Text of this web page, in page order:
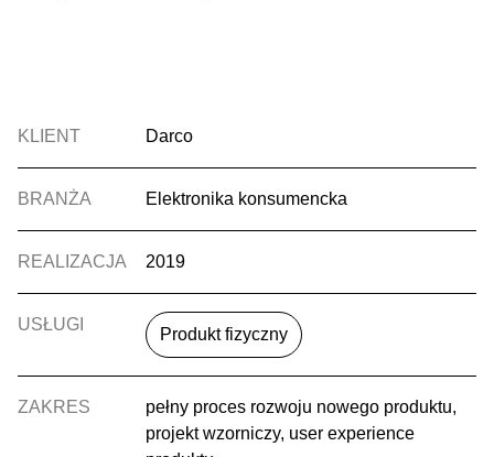
KLIENT Darco
BRANŻA Elektronika konsumencka
REALIZACJA 2019
USŁUGI
Produkt fizyczny
ZAKRES
pełny proces rozwoju nowego produktu,
projekt wzorniczy, user experience